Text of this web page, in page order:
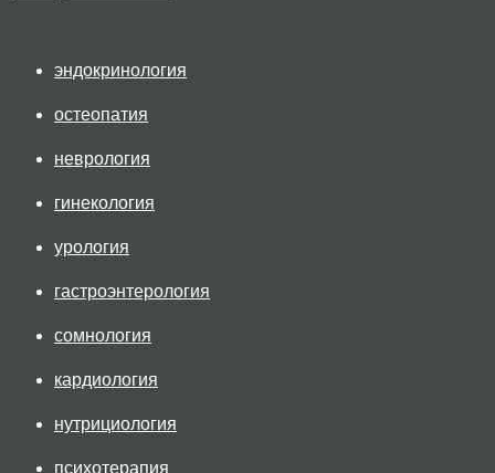
эндокринология
остеопатия
неврология
гинекология
урология
гастроэнтерология
сомнология
кардиология
нутрициология
психотерапия